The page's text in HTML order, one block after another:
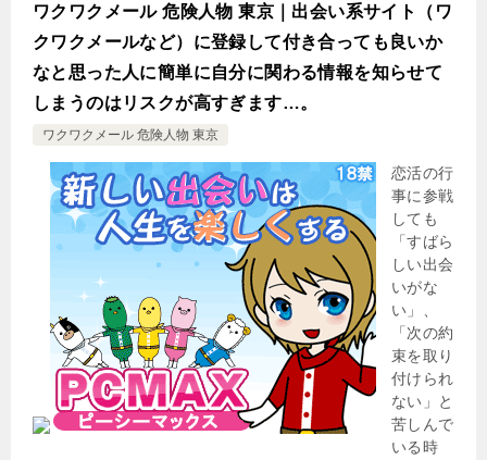
ワクワクメール 危険人物 東京｜出会い系サイト（ワ
クワクメールなど）に登録して付き合っても良いか
なと思った人に簡単に自分に関わる情報を知らせて
しまうのはリスクが高すぎます…。
ワクワクメール 危険人物 東京
恋活の行
事に参戦
しても
「すばら
しい出会
いがな
い」、
「次の約
束を取り
付けられ
ない」と
苦しんで
いる時